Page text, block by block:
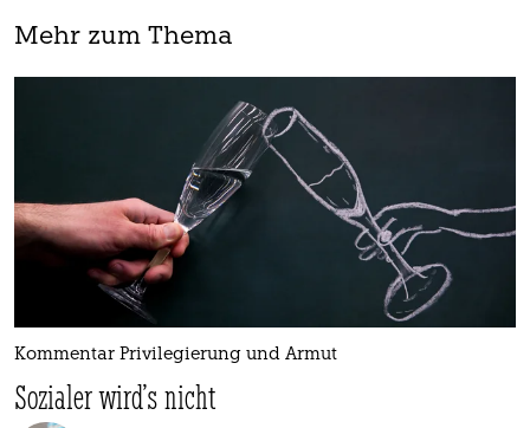
Mehr zum Thema
Kommentar Privilegierung und Armut
Sozialer wird's nicht